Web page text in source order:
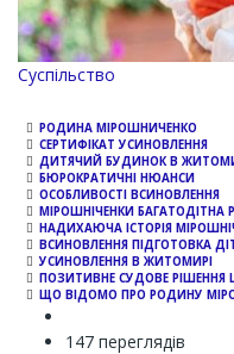
Channel
Суспільство
РОДИНА МІРОШНИЧЕНКО
СЕРТИФІКАТ УСИНОВЛЕННЯ
ДИТЯЧИЙ БУДИНОК В
БЮРОКРАТИЧНІ НЮАНСИ
ОСОБЛИВОСТІ ВСИНОВЛЕННЯ
МІРОШНІЧЕНКИ БАГАТОДІТНА
НАДИХАЮЧА ІСТОРІЯ
ВСИНОВЛЕННЯ ПІДГОТОВКА
УСИНОВЛЕННЯ В ЖИТОМИРІ
ПОЗИТИВНЕ СУДОВЕ
ЩО ВІДОМО ПРО РОДИНУ
147 переглядів